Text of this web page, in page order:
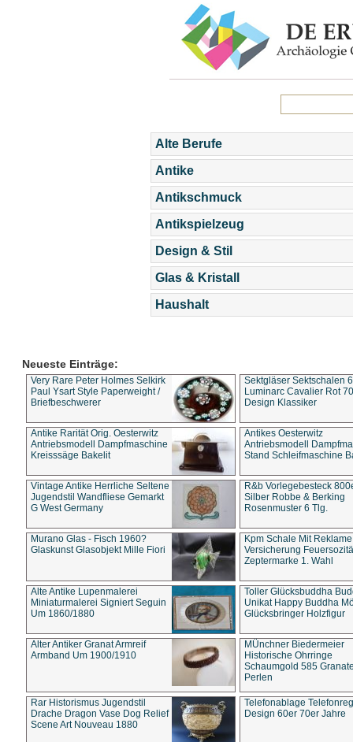
Alte Berufe
Antike
Antikschmuck
Antikspielzeug
Design & Stil
Glas & Kristall
Haushalt
Neueste Einträge:
Very Rare Peter Holmes Selkirk
Paul Ysart Style Paperweight /
Briefbeschwerer
Sektgläser Sektschalen
Luminarc Cavalier Rot
Design Klassiker
Antike Rarität Orig. Oesterwitz
Antriebsmodell Dampfmaschine
Kreisssäge Bakelit
Antikes Oesterwitz
Antriebsmodell
Stand Schleifmaschine
Vintage Antike Herrliche Seltene
Jugendstil Wandfliese Gemarkt
G West Germany
R&b Vorlegebesteck
Silber Robbe & Berking
Rosenmuster 6 Tlg.
Murano Glas - Fisch 1960?
Glaskunst Glasobjekt Mille Fiori
Kpm Schale Mit Reklame
Versicherung
Zeptermarke 1. Wahl
Alte Antike Lupenmalerei
Miniaturmalerei Signiert Seguin
Um 1860/1880
Toller Glücksbuddha
Unikat Happy Buddha
Glücksbringer Holzfigur
Alter Antiker Granat Armreif
Armband Um 1900/1910
MÜnchner Biedermeier
Historische Ohrringe
Schaumgold 585
Perlen
Rar Historismus Jugendstil
Drache Dragon Vase Dog Relief
Scene Art Nouveau 1880
Telefonablage
Design 60er 70er Jahre